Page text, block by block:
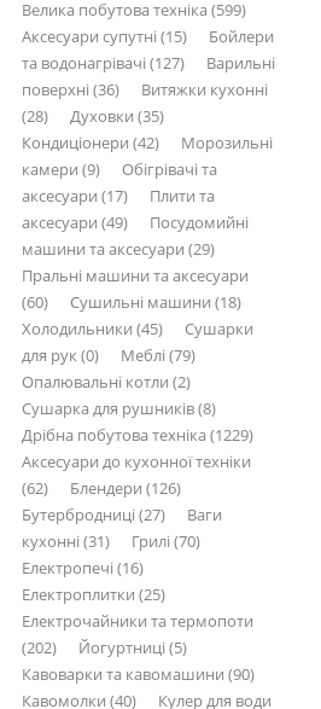
Велика побутова техніка (599)
Аксесуари супутні (15)
Бойлери
та водонагрівачі (127)
Варильні
поверхні (36)
Витяжки кухонні
(28)
Духовки (35)
Кондиціонери (42)
Морозильні
камери (9)
Обігрівачі та
аксесуари (17)
Плити та
аксесуари (49)
Посудомийні
машини та аксесуари (29)
Пральні машини та аксесуари
(60)
Сушильні машини (18)
Холодильники (45)
Сушарки
для рук (0)
Меблі (79)
Опалювальні котли (2)
Сушарка для рушників (8)
Дрібна побутова техніка (1229)
Аксесуари до кухонної техніки
(62)
Блендери (126)
Бутербродниці (27)
Ваги
кухонні (31)
Грилі (70)
Електропечі (16)
Електроплитки (25)
Електрочайники та термопоти
(202)
Йогуртниці (5)
Кавоварки та кавомашини (90)
Кавомолки (40)
Кулер для води